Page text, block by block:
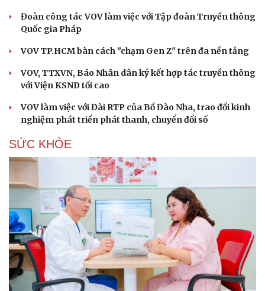
Đoàn công tác VOV làm việc với Tập đoàn Truyền thông
Quốc gia Pháp
VOV TP.HCM bàn cách "chạm Gen Z" trên đa nền tảng
VOV, TTXVN, Báo Nhân dân ký kết hợp tác truyền thông
với Viện KSND tối cao
VOV làm việc với Đài RTP của Bồ Đào Nha, trao đổi kinh
nghiệm phát triển phát thanh, chuyển đổi số
SỨC KHỎE